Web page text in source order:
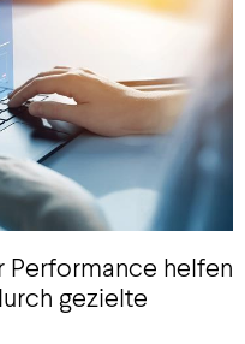
Performance helfen
gezielte